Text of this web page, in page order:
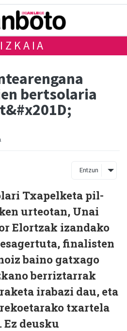
bertsolaria
Entzun
Txapelketa pil-
urteotan, Unai
Elortzak izandako
finalisten
baino gatxago
berriztarrak
irabazi dau, eta
txartela
deusku